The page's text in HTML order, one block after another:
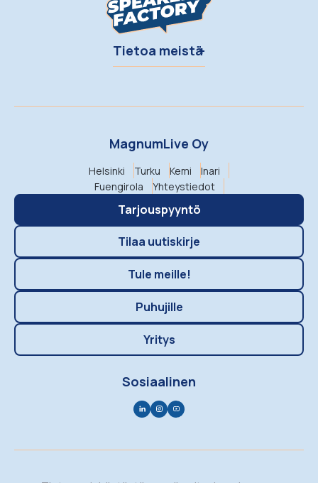
Tietoa meistä
MagnumLive Oy
Helsinki Turku Kemi
Inari
Fuengirola
Yhteystiedot
Tarjouspyyntö
Tilaa uutiskirje
Tule meille!
Puhujille
Yritys
Sosiaalinen